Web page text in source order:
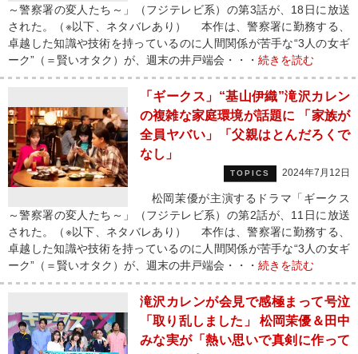
～警察署の変人たち～」（フジテレビ系）の第3話が、18日に放送
された。（※以下、ネタバレあり） 本作は、警察署に勤務する、
卓越した知識や技術を持っているのに人間関係が苦手な“3人の女ギ
ーク”（＝賢いオタク）が、週末の井戸端会・・・ 続きを読む
「ギークス」“基山伊織”滝沢カレン
の複雑な家庭環境が話題に 「家族が
全員ヤバい」「父親はとんだろくで
なし」
TOPICS 2024年7月12日
松岡茉優が主演するドラマ「ギークス
～警察署の変人たち～」（フジテレビ系）の第2話が、11日に放送
された。（※以下、ネタバレあり） 本作は、警察署に勤務する、
卓越した知識や技術を持っているのに人間関係が苦手な“3人の女ギ
ーク”（＝賢いオタク）が、週末の井戸端会・・・ 続きを読む
滝沢カレンが会見で感極まって号泣
「取り乱しました」 松岡茉優＆田中
みな実が「熱い思いで真剣に作って